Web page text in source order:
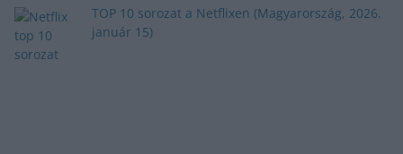
TOP 10 sorozat a Netflixen (Magyarország, 2026.
január 15)